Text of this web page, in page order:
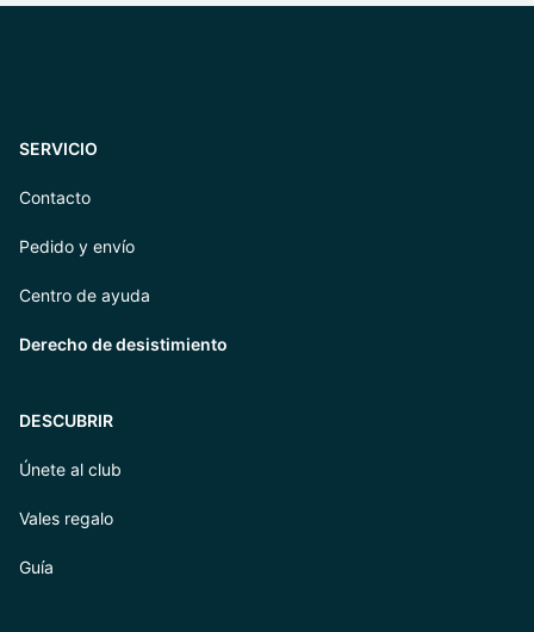
SERVICIO
Contacto
Pedido y envío
Centro de ayuda
Derecho de desistimiento
DESCUBRIR
Únete al club
Vales regalo
Guía